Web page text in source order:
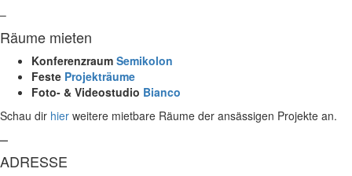
–
Räume mieten
Konferenzraum Semikolon
Feste Projekträume
Foto- & Videostudio Bianco
Schau dir hier weitere mietbare Räume der ansässigen Projekte an.
–
ADRESSE